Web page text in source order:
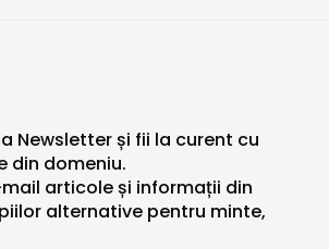
Newsletter și fii la curent cu
din domeniu.
articole și informații din
alternative pentru minte,